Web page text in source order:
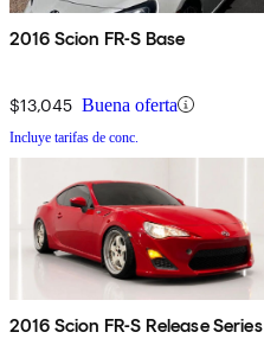
2016 Scion FR-S Base
$13,045 Buena oferta
Incluye tarifas de conc.
2016 Scion FR-S Release Series